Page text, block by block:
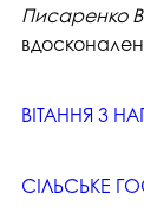
Писаренко
ВІТАННЯ З
СІЛЬСЬКЕ